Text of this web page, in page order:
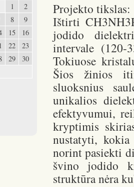
Projekto tikslas:
Ištirti
jodido
intervale (120-
Tokiuose
Šios žinios
sluoksnius
unikalios
efektyvumui,
kryptimis
nustatyti,
norint pasiekti
švino jodido
struktūra nėra
1
2
8
9
15
16
22
23
29
30